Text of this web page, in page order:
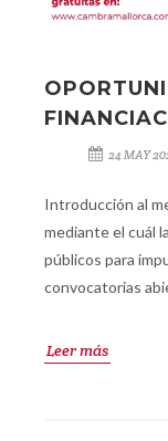
24 MAY
Introducción al
mediante el cuál
públicos para
convocatorias
Leer más